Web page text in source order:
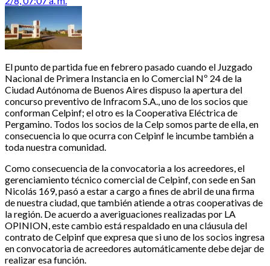
El punto de partida fue en febrero pasado cuando el Juzgado
Nacional de Primera Instancia en lo Comercial Nº 24 de la
Ciudad Autónoma de Buenos Aires dispuso la apertura del
concurso preventivo de Infracom S.A., uno de los socios que
conforman Celpinf; el otro es la Cooperativa Eléctrica de
Pergamino. Todos los socios de la Celp somos parte de ella, en
consecuencia lo que ocurra con Celpinf le incumbe también a
toda nuestra comunidad.
Como consecuencia de la convocatoria a los acreedores, el
gerenciamiento técnico comercial de Celpinf, con sede en San
Nicolás 169, pasó a estar a cargo a fines de abril de una firma
de nuestra ciudad, que también atiende a otras cooperativas de
la región. De acuerdo a averiguaciones realizadas por LA
OPINION, este cambio está respaldado en una cláusula del
contrato de Celpinf que expresa que si uno de los socios ingresa
en convocatoria de acreedores automáticamente debe dejar de
realizar esa función.